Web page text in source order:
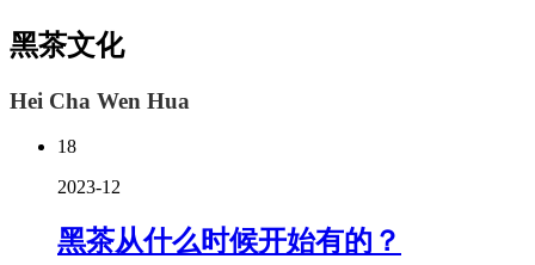
黑茶文化
Hei Cha Wen Hua
18
2023-12
黑茶从什么时候开始有的？